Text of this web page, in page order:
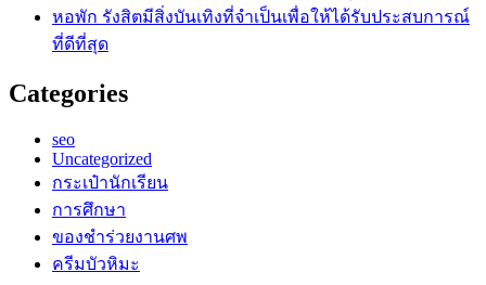
หอพัก รังสิตมีสิ่งบันเทิงที่จำเป็นเพื่อให้ได้รับประสบการณ์
ที่ดีที่สุด
Categories
seo
Uncategorized
กระเป๋านักเรียน
การศึกษา
ของชำร่วยงานศพ
ครีมบัวหิมะ